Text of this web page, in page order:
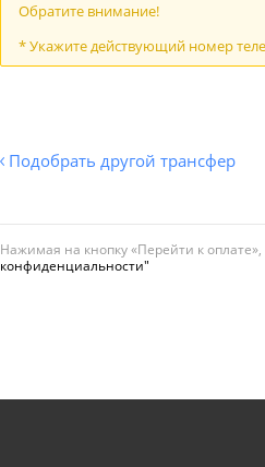
Обратите внимание!
* Укажите действующий номер
Подобрать другой трансфер
Нажимая на кнопку «Перейти к
конфиденциальности"